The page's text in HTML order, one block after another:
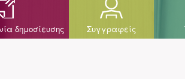
δημοσίευσης Συγγραφείς